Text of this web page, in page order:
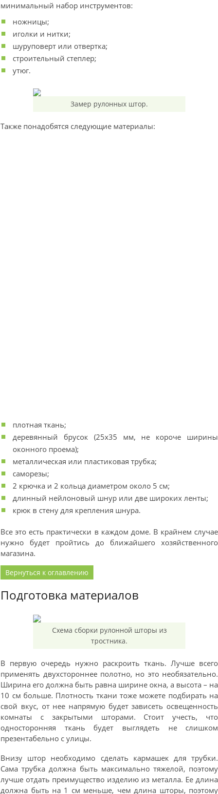
минимальный набор инструментов:
ножницы;
иголки и нитки;
шуруповерт или отвертка;
строительный степлер;
утюг.
Замер рулонных штор.
Также понадобятся следующие материалы:
плотная ткань;
деревянный брусок (25х35 мм, не короче ширины
оконного проема);
металлическая или пластиковая трубка;
саморезы;
2 крючка и 2 кольца диаметром около 5 см;
длинный нейлоновый шнур или две широких ленты;
крюк в стену для крепления шнура.
Все это есть практически в каждом доме. В крайнем случае
нужно будет пройтись до ближайшего хозяйственного
магазина.
Вернуться к оглавлению
Подготовка материалов
Схема сборки рулонной шторы из
тростника.
В первую очередь нужно раскроить ткань. Лучше всего
применять двухстороннее полотно, но это необязательно.
Ширина его должна быть равна ширине окна, а высота – на
10 см больше. Плотность ткани тоже можете подбирать на
свой вкус, от нее напрямую будет зависеть освещенность
комнаты с закрытыми шторами. Стоит учесть, что
односторонняя ткань будет выглядеть не слишком
презентабельно с улицы.
Внизу штор необходимо сделать кармашек для трубки.
Сама трубка должна быть максимально тяжелой, поэтому
лучше отдать преимущество изделию из металла. Ее длина
должна быть на 1 см меньше, чем длина шторы, поэтому